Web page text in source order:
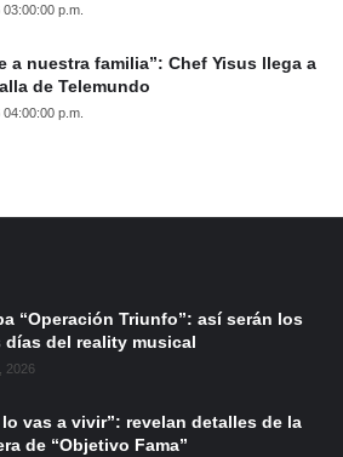
p.m.
a nuestra familia”: Chef Yisus llega a
de Telemundo
p.m.
“Operación Triunfo”: así serán los
días del reality musical
2026
lo vas a vivir”: revelan detalles de la
de “Objetivo Fama”